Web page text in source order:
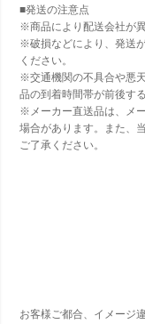
■発送の注意点
※商品により配送会社が異
※破損などにより、発送
ください。
※交通機関の不具合や悪
品の到着時間帯が前後す
※メーカー直送品は、メ
場合があります。また、
ご了承ください。
お客様ご都合、イメージ